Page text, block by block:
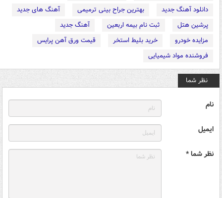
دانلود آهنگ جدید
بهترین جراح بینی ترمیمی
آهنگ های جدید
پرشین هتل
ثبت نام بیمه اربعین
آهنگ جدید
مزایده خودرو
خرید بلیط استخر
قیمت ورق آهن پرایس
فروشنده مواد شیمیایی
نظر شما
نام
ایمیل
نظر شما *